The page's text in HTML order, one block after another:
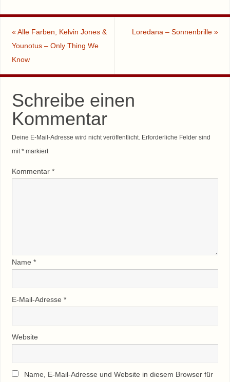
« Alle Farben, Kelvin Jones &
Younotus – Only Thing We
Know
Loredana – Sonnenbrille»
Schreibe einen
Kommentar
Deine E-Mail-Adresse wird nicht veröffentlicht. Erforderliche Felder sind
mit*markiert
Kommentar *
Name *
E-Mail-Adresse *
Website
Name, E-Mail-Adresse und Website in diesem Browser für